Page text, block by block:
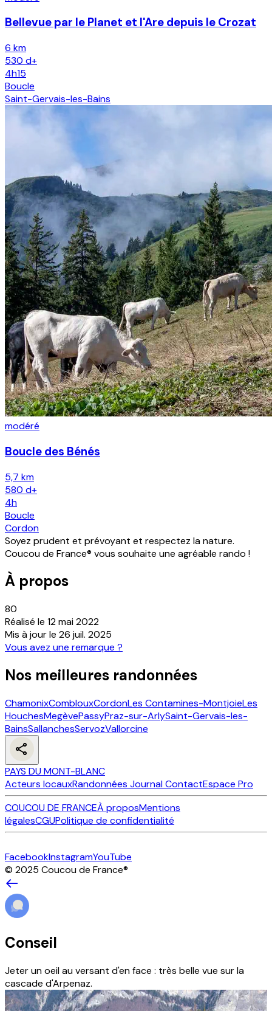
Bellevue par le Planet et l'Are depuis le Crozat
6 km
530 d+
4h15
Boucle
Saint-Gervais-les-Bains
modéré
Boucle des Bénés
5,7 km
580 d+
4h
Boucle
Cordon
Soyez prudent et prévoyant et respectez la nature.
Coucou de France® vous souhaite une agréable rando !
À propos
80
Réalisé le 12 mai 2022
Mis à jour le 26 juil. 2025
Vous avez une remarque ?
Nos meilleures randonnées
ChamonixComblouxCordonLes Contamines-MontjoieLes
HouchesMegèvePassyPraz-sur-ArlySaint-Gervais-les-
BainsSallanchesServozVallorcine
PAYS DU MONT-BLANC
Acteurs locauxRandonnées JournalContactEspace Pro
COUCOU DE FRANCEÀ proposMentions
légalesCGUPolitique de confidentialité
FacebookInstagramYouTube
© 2025 Coucou de France®
Conseil
Jeter un oeil au versant d'en face : très belle vue sur la
cascade d'Arpenaz.